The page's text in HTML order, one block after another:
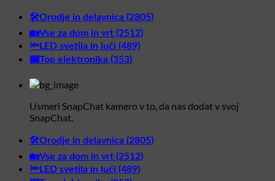
Skoči
vsebino
🛠️Orodje in delavnica (2805)
🏡Vse za dom in vrt (2512)
🔦LED svetila in luči (489)
📟Top elektronika (353)
Usmeri SnapChat kamero v to, da nas dodat v svoj
SnapChat.
🛠️Orodje in delavnica (2805)
🏡Vse za dom in vrt (2512)
🔦LED svetila in luči (489)